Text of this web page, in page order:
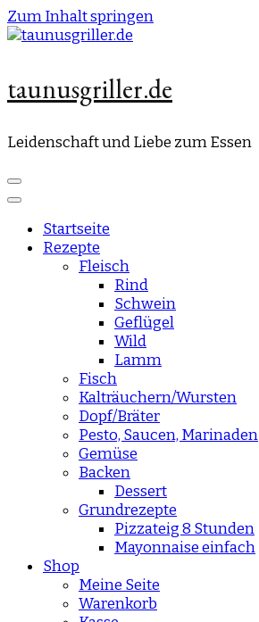
Zum Inhalt springen
taunusgriller.de
Leidenschaft und Liebe zum Essen
Startseite
Rezepte
Fleisch
Rind
Schwein
Geflügel
Wild
Lamm
Fisch
Kalträuchern/Wursten
Dopf/Bräter
Pesto, Saucen, Marinaden
Gemüse
Backen
Dessert
Grundrezepte
Pizzateig 8 Stunden
Mayonnaise einfach
Shop
Meine Seite
Warenkorb